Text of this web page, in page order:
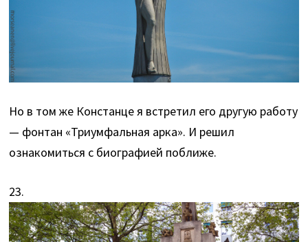
Но в том же Констанце я встретил его другую работу
— фонтан «Триумфальная арка». И решил
ознакомиться с биографией поближе.
23.